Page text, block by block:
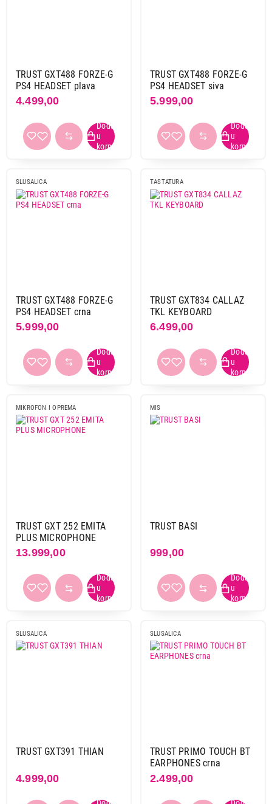
TRUST GXT488 FORZE-G
PS4 HEADSET plava
4.499,00
TRUST GXT488 FORZE-G
PS4 HEADSET siva
5.999,00
SLUSALICA
TRUST GXT488 FORZE-G
PS4 HEADSET crna
5.999,00
TASTATURA
TRUST GXT834 CALLAZ
TKL KEYBOARD
6.499,00
MIKROFON I OPREMA
TRUST GXT 252 EMITA
PLUS MICROPHONE
13.999,00
MIS
TRUST BASI
999,00
SLUSALICA
TRUST GXT391 THIAN
4.999,00
SLUSALICA
TRUST PRIMO TOUCH BT
EARPHONES crna
2.499,00